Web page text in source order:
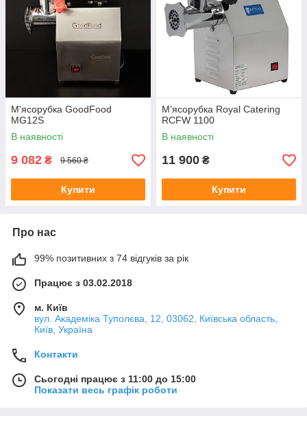
М'ясорубка GoodFood
MG12S
В наявності
9 082 ₴ 9 560 ₴
Купити
М’ясорубка Royal Catering
RCFW 1100
В наявності
11 900 ₴
Купити
Про нас
99% позитивних з 74 відгуків за рік
Працює з 03.02.2018
м. Київ
вул. Академіка Туполєва, 12, 03062, Київська область,
Київ, Україна
Контакти
Сьогодні працює з 11:00 до 15:00
Показати весь графік роботи